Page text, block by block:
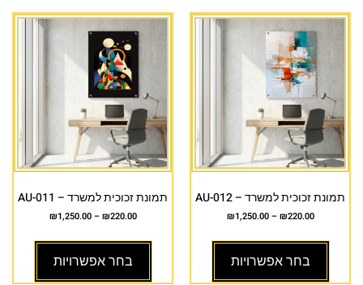
תמונת זכוכית למשרד – AU-012
₪220.00
–
₪1,250.00
בחר אפשרויות
תמונת זכוכית למשרד – AU-011
₪220.00
–
₪1,250.00
בחר אפשרויות